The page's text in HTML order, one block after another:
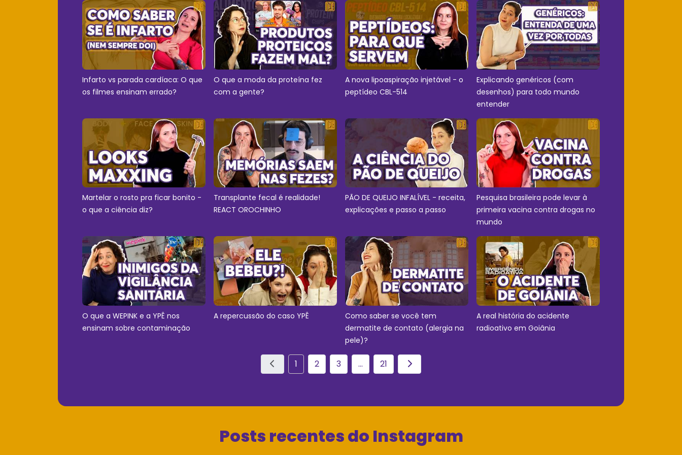
Infarto vs parada cardíaca: O que
os filmes ensinam errado?
O que a moda da proteína fez
com a gente?
A nova lipoaspiração injetável - o
peptídeo CBL-514
Explicando genéricos (com
desenhos) para todo mundo
entender
Martelar o rosto pra ficar bonito -
o que a ciência diz?
Transplante fecal é realidade!
REACT OROCHINHO
PÃO DE QUEIJO INFALÍVEL - receita,
explicações e passo a passo
Pesquisa brasileira pode levar à
primeira vacina contra drogas no
mundo
O que a WEPINK e a YPÊ nos
ensinam sobre contaminação
A repercussão do caso YPÊ
Como saber se você tem
dermatite de contato (alergia na
pele)?
A real história do acidente
radioativo em Goiânia
1 2 3 ... 21
Posts recentes do Instagram